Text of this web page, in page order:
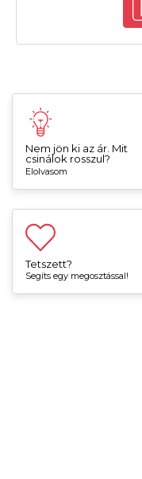
Nem jön ki az ár. Mit
csinálok rosszul?
Elolvasom
Tetszett?
Segíts egy megosztással!